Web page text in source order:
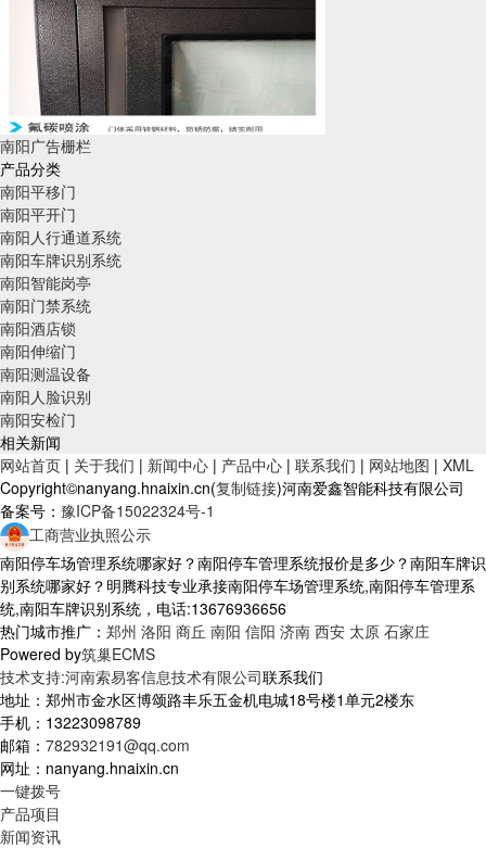
南阳广告栅栏
产品分类
南阳平移门
南阳平开门
南阳人行通道系统
南阳车牌识别系统
南阳智能岗亭
南阳门禁系统
南阳酒店锁
南阳伸缩门
南阳测温设备
南阳人脸识别
南阳安检门
相关新闻
网站首页 | 关于我们 | 新闻中心 | 产品中心 | 联系我们 | 网站地图 | XML
Copyright©nanyang.hnaixin.cn(复制链接)河南爱鑫智能科技有限公司
备案号： 豫ICP备15022324号-1
工商营业执照公示
南阳停车场管理系统哪家好？南阳停车管理系统报价是多少？南阳车牌识
别系统哪家好？明腾科技专业承接南阳停车场管理系统,南阳停车管理系
统,南阳车牌识别系统，电话:13676936656
热门城市推广： 郑州 洛阳 商丘 南阳 信阳 济南 西安 太原 石家庄
Powered by筑巢ECMS
技术支持:河南索易客信息技术有限公司联系我们
地址：郑州市金水区博颂路丰乐五金机电城18号楼1单元2楼东
手机：13223098789
邮箱： 782932191@qq.com
网址：nanyang.hnaixin.cn
一键拨号
产品项目
新闻资讯